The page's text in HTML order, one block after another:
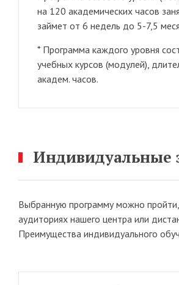
на 120 академических часов
займет от 6 недель до 5-7,5
* Программа каждого уровня
учебных курсов (модулей),
академ. часов.
Индивидуальные
Выбранную программу можно
аудиториях нашего центра или
Преимущества индивидуального